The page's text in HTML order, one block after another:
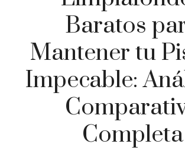
Baratos
Mantener tu
Impecable:
Completa